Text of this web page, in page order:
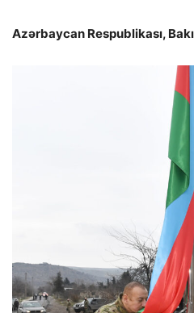
Azərbaycan Respublikası,